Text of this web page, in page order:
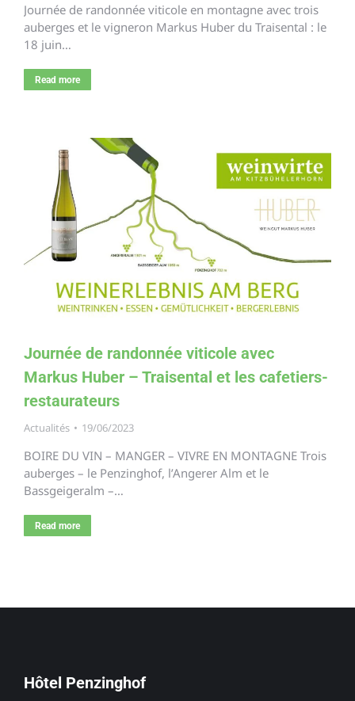
Journée de randonnée viticole en montagne avec trois
auberges et le vigneron Markus Huber du Traisental : le
18 juin…
Read more
Journée de randonnée viticole avec
Markus Huber – Traisental et les cafetiers-
restaurateurs
Actualités 19/06/2023
BOIRE DU VIN – MANGER – VIVRE EN MONTAGNE Trois
auberges – le Penzinghof, l’Angerer Alm et le
Bassgeigeralm –…
Read more
Hôtel Penzinghof